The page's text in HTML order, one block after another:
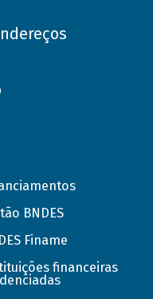
BNDES
Finame
financeiras